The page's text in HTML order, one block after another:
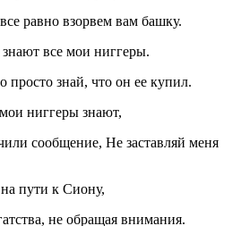
равно взорвем вам башку.
все мои ниггеры.
просто знай, что он ее купил.
ниггеры знают,
сообщение, Не заставляй меня
пути к Сиону,
не обращая внимания.